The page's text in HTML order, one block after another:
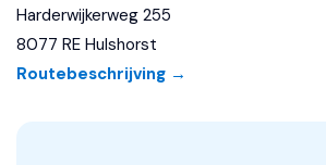
Sportstuur
Stuurwiel multifunctioneel
Harderwijkerweg 255
8077 RE Hulshorst
Routebeschrijving →